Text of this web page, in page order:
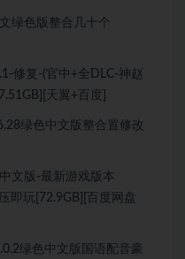
绿色版整合几十个
修复-(官中+全DLC-神赵
天翼+百度]
绿色中文版整合置修改
文版-最新游戏版本
即玩[72.9GB][百度网盘
绿色中文版国语配音豪